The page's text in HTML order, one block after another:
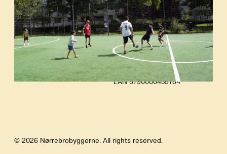
Nørrebrobyggerne
Lundtoftegade 21a
2200 København N
CVR 26433762
EAN 5790000435784
© 2026 Nørrebrobyggerne. All rights reserved.